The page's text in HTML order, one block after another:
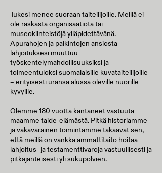
Tukesi menee suoraan taiteilijoille. Meillä ei
ole raskasta organisaatiota tai
museokiinteistöjä ylläpidettävänä.
Apurahojen ja palkintojen ansiosta
lahjoituksesi muuttuu
työskentelymahdollisuuksiksi ja
toimeentuloksi suomalaisille kuvataiteilijoille
– erityisesti uransa alussa oleville nuorille
kyvyille.
Olemme 180 vuotta kantaneet vastuuta
maamme taide-elämästä. Pitkä historiamme
ja vakavarainen toimintamme takaavat sen,
että meillä on vankka ammattitaito hoitaa
lahjoitus- ja testamenttivaroja vastuullisesti ja
pitkäjänteisesti yli sukupolvien.